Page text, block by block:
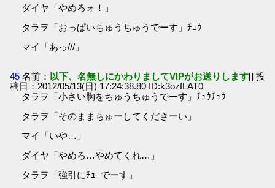
ダイヤ「やめろォ！」
タラヲ「おっぱいちゅうちゅうでーす」ﾁｭｳ
マイ「あっ///」
45 名前： 以下、名無しにかわりましてVIPがお送りします[] 投
稿日：2012/05/13(日) 17:24:38.80 ID:k3ozfLAT0
タラヲ「小さい胸をちゅうちゅうでーす」ﾁｭｳﾁｭｳ
タラヲ「そのままちゅーしてくださーい」
マイ「いや…」
ダイヤ「やめろ…やめてくれ…」
タラヲ「強引にﾁｭｰでーす」